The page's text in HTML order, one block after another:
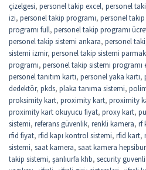
çizelgesi, personel takip excel, personel
izi, personel takip programı, personel takip
programı full, personel takip programı
personel takip sistemi ankara, personel
sistemi izmir, personel takip sistemi
programı, personel takip sistemi programı
personel tanıtım kartı, personel yaka kartı,
dedektör, pkds, plaka tanıma sistemi,
proksimity kart, proximity kart, proximity
proximity kart okuyucu fiyat, proxy kart,
sistemi, referans güvenlik, renkli kamera, rf
rfid fiyat, rfid kapı kontrol sistemi, rfid kart,
sistemi, saat kamera, saat kamera
takip sistemi, şanlıurfa khb, security